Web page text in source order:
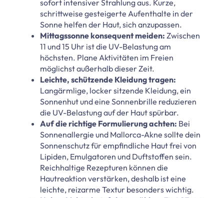
sofort intensiver Strahlung aus. Kurze,
schrittweise gesteigerte Aufenthalte in der
Sonne helfen der Haut, sich anzupassen.
Mittagssonne konsequent meiden: Zwischen
11 und 15 Uhr ist die UV-Belastung am
höchsten. Plane Aktivitäten im Freien
möglichst außerhalb dieser Zeit.
Leichte, schützende Kleidung tragen:
Langärmlige, locker sitzende Kleidung, ein
Sonnenhut und eine Sonnenbrille reduzieren
die UV-Belastung auf der Haut spürbar.
Auf die richtige Formulierung achten: Bei
Sonnenallergie und Mallorca-Akne sollte dein
Sonnenschutz für empfindliche Haut frei von
Lipiden, Emulgatoren und Duftstoffen sein.
Reichhaltige Rezepturen können die
Hautreaktion verstärken, deshalb ist eine
leichte, reizarme Textur besonders wichtig.